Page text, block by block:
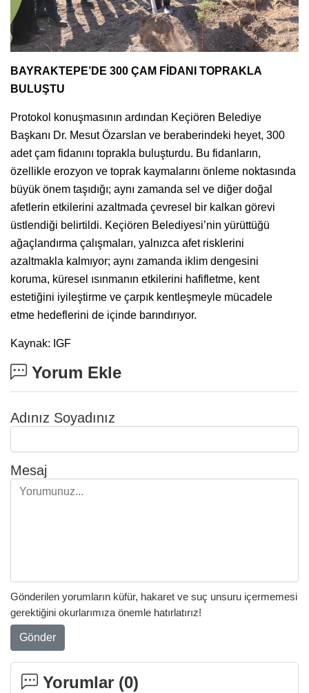
BAYRAKTEPE’DE 300 ÇAM FİDANI TOPRAKLA
BULUŞTU
Protokol konuşmasının ardından Keçiören Belediye
Başkanı Dr. Mesut Özarslan ve beraberindeki heyet, 300
adet çam fidanını toprakla buluşturdu. Bu fidanların,
özellikle erozyon ve toprak kaymalarını önleme noktasında
büyük önem taşıdığı; aynı zamanda sel ve diğer doğal
afetlerin etkilerini azaltmada çevresel bir kalkan görevi
üstlendiği belirtildi. Keçiören Belediyesi’nin yürüttüğü
ağaçlandırma çalışmaları, yalnızca afet risklerini
azaltmakla kalmıyor; aynı zamanda iklim dengesini
koruma, küresel ısınmanın etkilerini hafifletme, kent
estetiğini iyileştirme ve çarpık kentleşmeyle mücadele
etme hedeflerini de içinde barındırıyor.
Kaynak: IGF
Yorum Ekle
Adınız Soyadınız
Mesaj
Gönderilen yorumların küfür, hakaret ve suç unsuru içermemesi
gerektiğini okurlarımıza önemle hatırlatırız!
Gönder
Yorumlar (0)